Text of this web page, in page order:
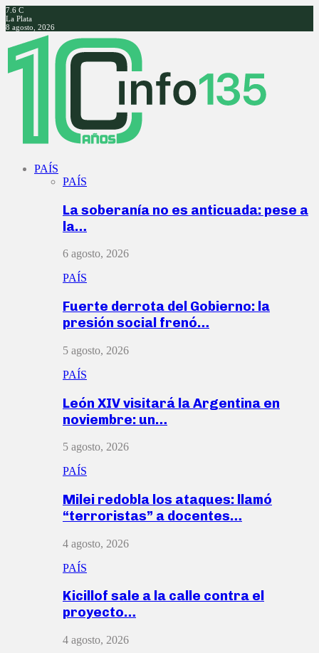
7.6 C
La Plata
8 agosto, 2026
Facebook
Twitter
Instagram
Youtube
PAÍS
PAÍS
La soberanía no es anticuada: pese a
la…
6 agosto, 2026
PAÍS
Fuerte derrota del Gobierno: la
presión social frenó…
5 agosto, 2026
PAÍS
León XIV visitará la Argentina en
noviembre: un…
5 agosto, 2026
PAÍS
Milei redobla los ataques: llamó
“terroristas” a docentes…
4 agosto, 2026
PAÍS
Kicillof sale a la calle contra el
proyecto…
4 agosto, 2026